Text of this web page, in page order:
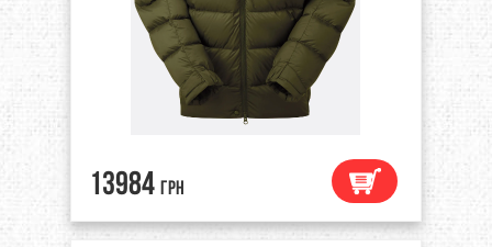
13984 грн